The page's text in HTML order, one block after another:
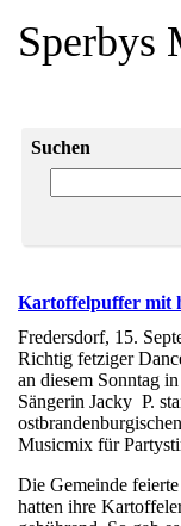
Sperbys
Suchen
Kartoffelpuffer mit
Fredersdorf, 15.
Richtig fetziger
an diesem Sonntag
Sängerin Jacky P.
Musicmix für
Die Gemeinde
hatten ihre